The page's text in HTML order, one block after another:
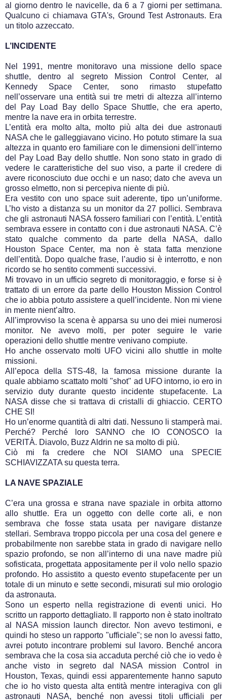
al giorno dentro le navicelle, da 6 a 7 giorni per settimana.
Qualcuno ci chiamava GTA's, Ground Test Astronauts. Era
un titolo azzeccato.
L’INCIDENTE
Nel 1991, mentre monitoravo una missione dello space
shuttle, dentro al segreto Mission Control Center, al
Kennedy Space Center, sono rimasto stupefatto
nell’osservare una entità sui tre metri di altezza all’interno
del Pay Load Bay dello Space Shuttle, che era aperto,
mentre la nave era in orbita terrestre.
L’entità era molto alta, molto più alta dei due astronauti
NASA che le galleggiavano vicino. Ho potuto stimare la sua
altezza in quanto ero familiare con le dimensioni dell’interno
del Pay Load Bay dello shuttle. Non sono stato in grado di
vedere le caratteristiche del suo viso, a parte il credere di
avere riconosciuto due occhi e un naso; dato che aveva un
grosso elmetto, non si percepiva niente di più.
Era vestito con uno space suit aderente, tipo un’uniforme.
L’ho visto a distanza su un monitor da 27 pollici. Sembrava
che gli astronauti NASA fossero familiari con l’entità. L’entità
sembrava essere in contatto con i due astronauti NASA. C’è
stato qualche commento da parte della NASA, dallo
Houston Space Center, ma non è stata fatta menzione
dell’entità. Dopo qualche frase, l’audio si è interrotto, e non
ricordo se ho sentito commenti successivi.
Mi trovavo in un ufficio segreto di monitoraggio, e forse si è
trattato di un errore da parte dello Houston Mission Control
che io abbia potuto assistere a quell’incidente. Non mi viene
in mente nient’altro.
All’improvviso la scena è apparsa su uno dei miei numerosi
monitor. Ne avevo molti, per poter seguire le varie
operazioni dello shuttle mentre venivano compiute.
Ho anche osservato molti UFO vicini allo shuttle in molte
missioni.
All’epoca della STS-48, la famosa missione durante la
quale abbiamo scattato molti "shot" ad UFO intorno, io ero in
servizio duty durante questo incidente stupefacente. La
NASA disse che si trattava di cristalli di ghiaccio. CERTO
CHE SI!
Ho un’enorme quantità di altri dati. Nessuno li stamperà mai.
Perché? Perché loro SANNO che IO CONOSCO la
VERITÀ. Diavolo, Buzz Aldrin ne sa molto di più.
Ciò mi fa credere che NOI SIAMO una SPECIE
SCHIAVIZZATA su questa terra.
LA NAVE SPAZIALE
C’era una grossa e strana nave spaziale in orbita attorno
allo shuttle. Era un oggetto con delle corte ali, e non
sembrava che fosse stata usata per navigare distanze
stellari. Sembrava troppo piccola per una cosa del genere e
probabilmente non sarebbe stata in grado di navigare nello
spazio profondo, se non all’interno di una nave madre più
sofisticata, progettata appositamente per il volo nello spazio
profondo. Ho assistito a questo evento stupefacente per un
totale di un minuto e sette secondi, misurati sul mio orologio
da astronauta.
Sono un esperto nella registrazione di eventi unici. Ho
scritto un rapporto dettagliato. Il rapporto non è stato inoltrato
al NASA mission launch director. Non avevo testimoni, e
quindi ho steso un rapporto "ufficiale"; se non lo avessi fatto,
avrei potuto incontrare problemi sul lavoro. Benché ancora
sembrava che la cosa sia accaduta perché ciò che io vedo è
anche visto in segreto dal NASA mission Control in
Houston, Texas, quindi essi apparentemente hanno saputo
che io ho visto questa alta entità mentre interagiva con gli
astronauti NASA, benché non avessi titoli ufficiali per